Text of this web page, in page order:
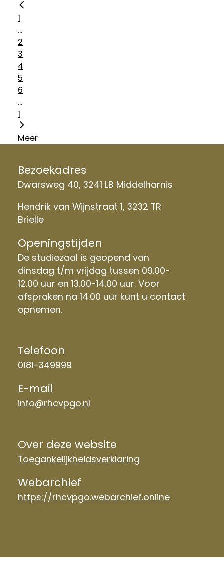
1
...
2
3
4
5
6
...
1
Meer
Bezoekadres
Dwarsweg 40, 3241 LB Middelharnis
Hendrik van Wijnstraat 1, 3232 TR
Brielle
Openingstijden
De studiezaal is geopend van
dinsdag t/m vrijdag tussen 09.00-
12.00 uur en 13.00-14.00 uur. Voor
afspraken na 14.00 uur kunt u contact
opnemen.
Telefoon
0181-349999
E-mail
info@rhcvpgo.nl
Over deze website
Toegankelijkheidsverklaring
Webarchief
https://rhcvpgo.webarchief.online